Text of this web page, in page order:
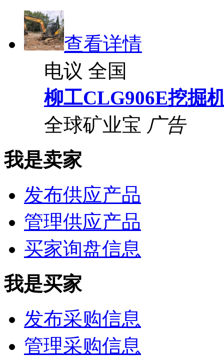
查看详情
电议 全国
柳工CLG906E挖掘
全球矿业宝 广告
我是卖家
发布供应产品
管理供应产品
买家询盘信息
我是买家
发布采购信息
管理采购信息